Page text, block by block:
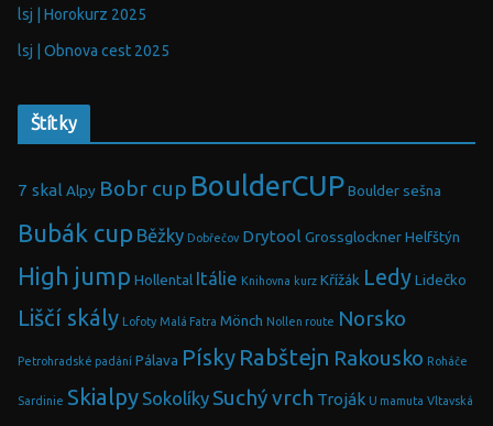
lsj | Horokurz 2025
lsj | Obnova cest 2025
Štítky
7 skal Alpy Bobr cup BoulderCUP Boulder sešna
Bubák cup Běžky Dobřečov Drytool Grossglockner Helfštýn
High jump Hollental Itálie Knihovna kurz Křížák Ledy Lidečko
Liščí skály Lofoty Malá Fatra Mönch Nollen route Norsko
Petrohradské padání Pálava Písky Rabštejn Rakousko Roháče
Sardinie Skialpy Sokolíky Suchý vrch Troják U mamuta Vltavská